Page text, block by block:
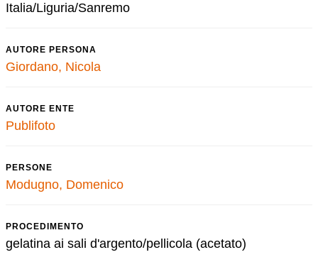
Italia/Liguria/Sanremo
AUTORE PERSONA
Giordano, Nicola
AUTORE ENTE
Publifoto
PERSONE
Modugno, Domenico
PROCEDIMENTO
gelatina ai sali d'argento/pellicola (acetato)